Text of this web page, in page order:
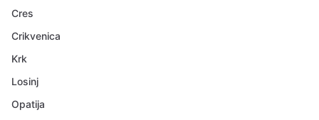
Cres
Crikvenica
Krk
Losinj
Opatija